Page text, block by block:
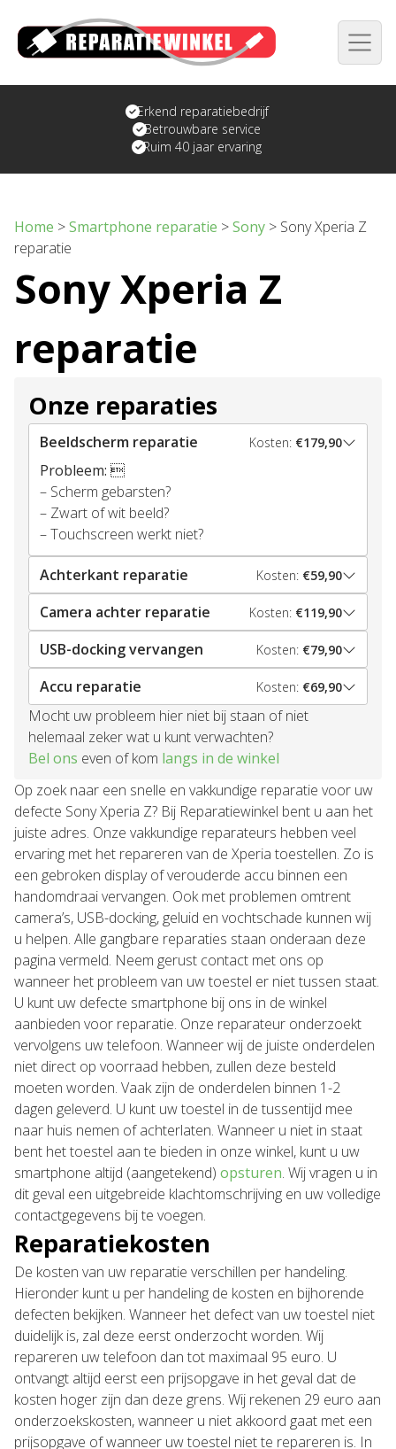
Erkend reparatiebedrijf
Betrouwbare service
Ruim 40 jaar ervaring
Home >Smartphone reparatie >Sony > Sony Xperia Z
reparatie
Sony Xperia Z
reparatie
Onze reparaties
Beeldscherm reparatie Kosten: €179,90
Probleem: 
– Scherm gebarsten?
– Zwart of wit beeld?
– Touchscreen werkt niet?
Achterkant reparatie Kosten: €59,90
Camera achter reparatie Kosten: €119,90
USB-docking vervangen Kosten: €79,90
Accu reparatie Kosten: €69,90
Mocht uw probleem hier niet bij staan of niet
helemaal zeker wat u kunt verwachten?
Bel ons even of kom langs in de winkel
Op zoek naar een snelle en vakkundige reparatie voor uw
defecte Sony Xperia Z? Bij Reparatiewinkel bent u aan het
juiste adres. Onze vakkundige reparateurs hebben veel
ervaring met het repareren van de Xperia toestellen. Zo is
een gebroken display of verouderde accu binnen een
handomdraai vervangen. Ook met problemen omtrent
camera’s, USB-docking, geluid en vochtschade kunnen wij
u helpen. Alle gangbare reparaties staan onderaan deze
pagina vermeld. Neem gerust contact met ons op
wanneer het probleem van uw toestel er niet tussen staat.
U kunt uw defecte smartphone bij ons in de winkel
aanbieden voor reparatie. Onze reparateur onderzoekt
vervolgens uw telefoon. Wanneer wij de juiste onderdelen
niet direct op voorraad hebben, zullen deze besteld
moeten worden. Vaak zijn de onderdelen binnen 1-2
dagen geleverd. U kunt uw toestel in de tussentijd mee
naar huis nemen of achterlaten. Wanneer u niet in staat
bent het toestel aan te bieden in onze winkel, kunt u uw
smartphone altijd (aangetekend) opsturen. Wij vragen u in
dit geval een uitgebreide klachtomschrijving en uw volledige
contactgegevens bij te voegen.
Reparatiekosten
De kosten van uw reparatie verschillen per handeling.
Hieronder kunt u per handeling de kosten en bijhorende
defecten bekijken. Wanneer het defect van uw toestel niet
duidelijk is, zal deze eerst onderzocht worden. Wij
repareren uw telefoon dan tot maximaal 95 euro. U
ontvangt altijd eerst een prijsopgave in het geval dat de
kosten hoger zijn dan deze grens. Wij rekenen 29 euro aan
onderzoekskosten, wanneer u niet akkoord gaat met een
prijsopgave of wanneer uw toestel niet te repareren is. In